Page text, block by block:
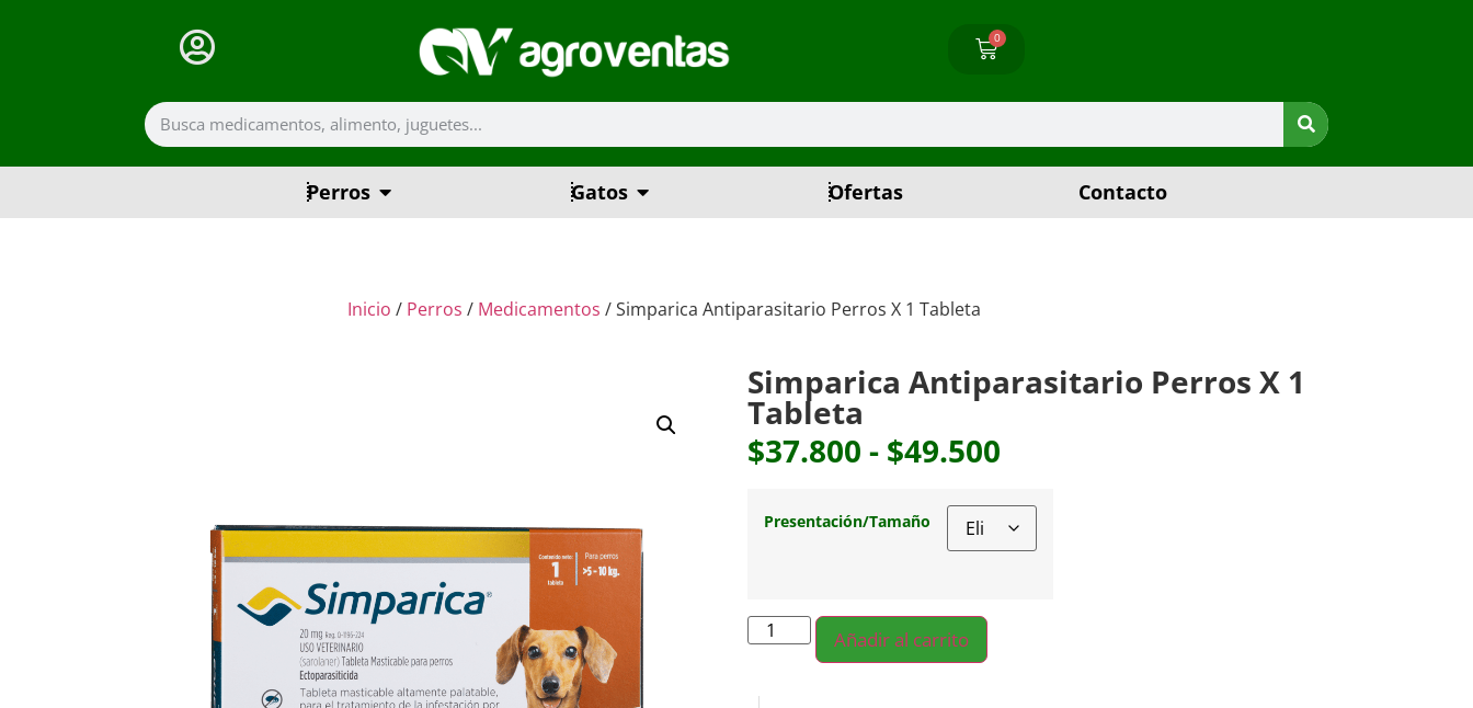
0
Perros Gatos Ofertas Contacto
Inicio / Perros / Medicamentos / Simparica Antiparasitario Perros X 1 Tableta
Simparica Antiparasitario Perros X 1
Tableta
$37.800 - $49.500
Presentación/Tamaño
Añadir al carrito